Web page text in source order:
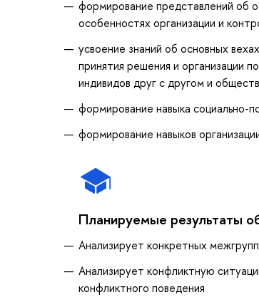
формирование представлений об
особенностях организации и
усвоение знаний об основных
принятия решения и организации
индивидов друг с другом и
формирование навыка социально-
формирование навыков
Планируемые результаты
Анализирует конкретных
Анализирует конфликтную
конфликтного поведения